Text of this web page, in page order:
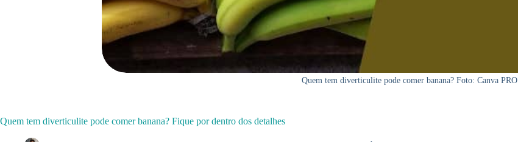
Quem tem diverticulite pode comer banana? Foto: Canva PRO
Quem tem diverticulite pode comer banana? Fique por dentro dos detalhes